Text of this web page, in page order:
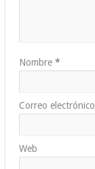
Nombre *
Correo electrónico
Web